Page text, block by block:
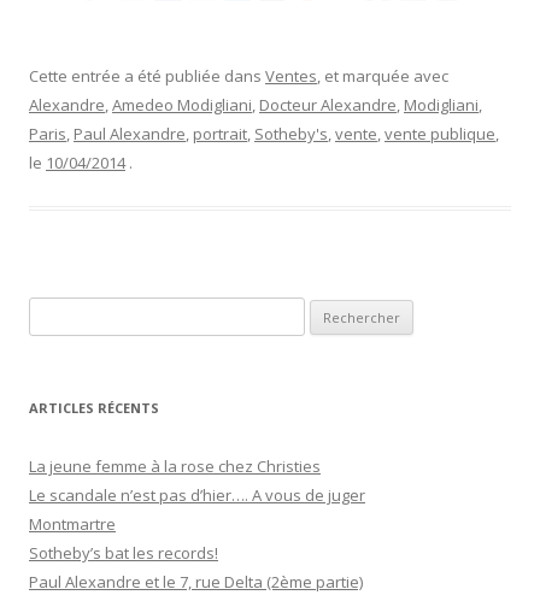
Cette entrée a été publiée dans Ventes, et marquée avec
Alexandre,Amedeo Modigliani, Docteur Alexandre, Modigliani,
Paris, Paul Alexandre, portrait, Sotheby's,vente,vente publique,
le 10/04/2014 .
e
h
r
c
h
e
r
ARTICLES RÉCENTS
La jeune femme à la rose chez Christies
Le scandale n’est pas d’hier…. A vous de juger
Montmartre
Sotheby’s bat les records!
Paul Alexandre et le 7, rue Delta (2ème partie)